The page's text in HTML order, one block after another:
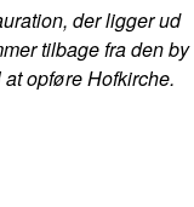
der ligger ud
tilbage fra den by
opføre Hofkirche.